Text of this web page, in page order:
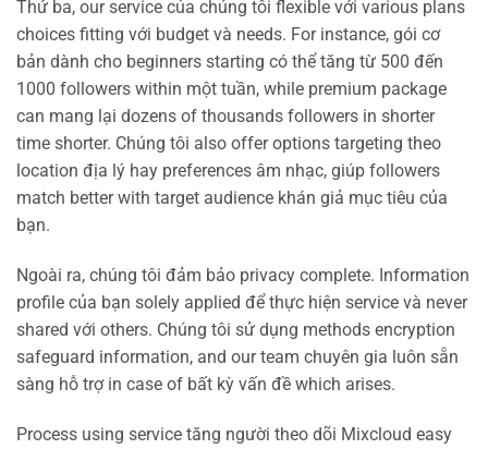
Thứ ba, our service của chúng tôi flexible với various plans
choices fitting với budget và needs. For instance, gói cơ
bản dành cho beginners starting có thể tăng từ 500 đến
1000 followers within một tuần, while premium package
can mang lại dozens of thousands followers in shorter
time shorter. Chúng tôi also offer options targeting theo
location địa lý hay preferences âm nhạc, giúp followers
match better with target audience khán giả mục tiêu của
bạn.
Ngoài ra, chúng tôi đảm bảo privacy complete. Information
profile của bạn solely applied để thực hiện service và never
shared với others. Chúng tôi sử dụng methods encryption
safeguard information, and our team chuyên gia luôn sẵn
sàng hỗ trợ in case of bất kỳ vấn đề which arises.
Process using service tăng người theo dõi Mixcloud easy